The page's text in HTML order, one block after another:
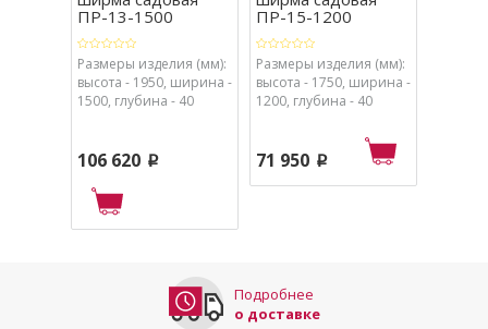
ПР-13-1500
Размеры изделия (мм):
высота - 1950, ширина -
1500, глубина - 40
106 620 p
ПР-15-1200
Размеры изделия (мм):
высота - 1750, ширина -
1200, глубина - 40
71 950 p
Подробнее
о доставке